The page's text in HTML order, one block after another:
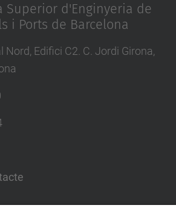
Superior d'Enginyeria de
i Ports de Barcelona
Nord, Edifici C2. C. Jordi Girona,